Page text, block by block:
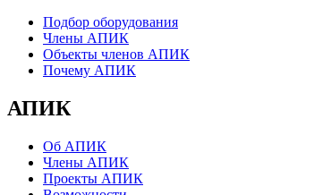
Подбор оборудования
Члены АПИК
Объекты членов АПИК
Почему АПИК
АПИК
Об АПИК
Члены АПИК
Проекты АПИК